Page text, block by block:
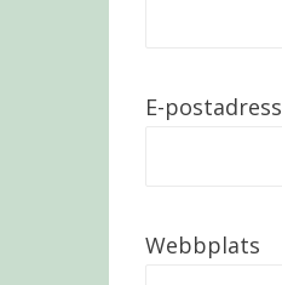
E-postadress
Webbplats